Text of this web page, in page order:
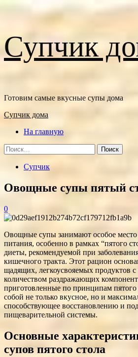
к
содержимому
Супчик
Готовим самые вкусные супы дома
Основное
Супчик дома
На главную
Найти:
Супчик
Овощные супы пятый
0
Овощные супы занимают особое место
питания, особенно в рамках “пятого
диеты, рекомендуемой при
кишечного тракта. Этот рацион
щадящих, легкоусвояемых продуктов
количеством раздражающих
приготовленные по принципам пятого
собой не только вкусное, но и
способствующее восстановлению и
пищеварительной системы.
Основные
супов пятого стола